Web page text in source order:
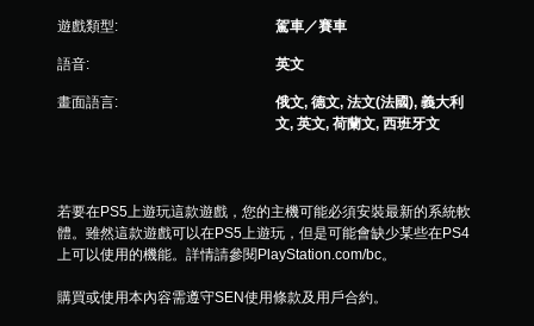
評
分
遊戲類型: 駕車／賽車
語音: 英文
畫面語言:
俄文, 德文, 法文(法國), 義大利
文, 英文, 荷蘭文, 西班牙文
若要在PS5上遊玩這款遊戲，您的主機可能必須安裝最新的系統軟
體。雖然這款遊戲可以在PS5上遊玩，但是可能會缺少某些在PS4
上可以使用的機能。詳情請參閱PlayStation.com/bc。
購買或使用本內容需遵守SEN使用條款及用戶合約。